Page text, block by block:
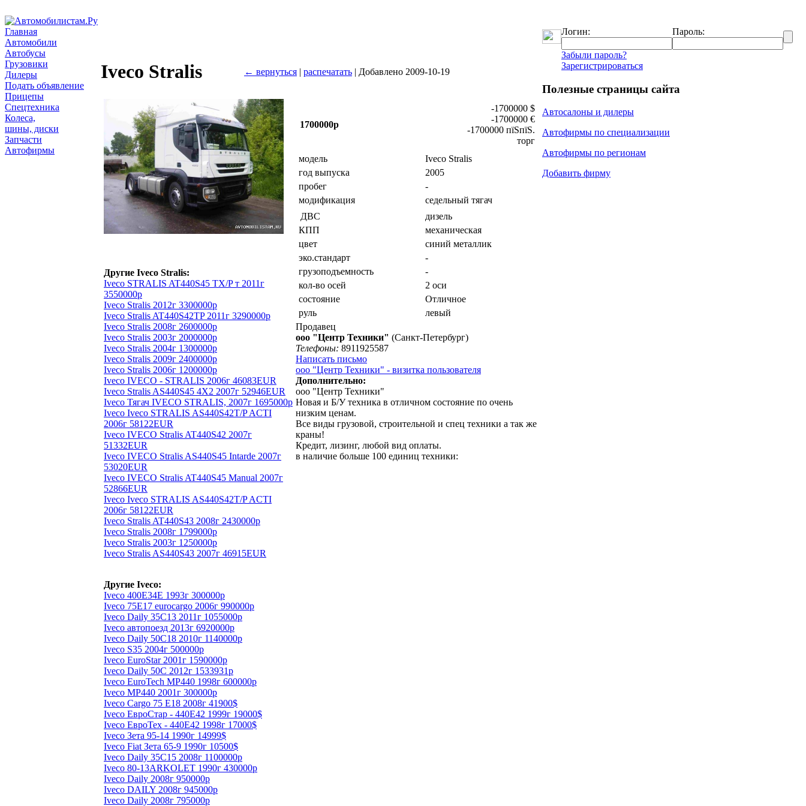
Главная
Автомобили
Автобусы
Грузовики
Дилеры
Подать объявление
Прицепы
Спецтехника
Колеса,
шины, диски
Запчасти
Автофирмы
Iveco Stralis ← вернуться | распечатать | Добавлено 2009-10-19
Другие Iveco Stralis:
Iveco STRALIS AT440S45 TX/P т 2011г
3550000р
Iveco Stralis 2012г 3300000р
Iveco Stralis AT440S42TP 2011г 3290000р
Iveco Stralis 2008г 2600000р
Iveco Stralis 2003г 2000000р
Iveco Stralis 2004г 1300000р
Iveco Stralis 2009г 2400000р
Iveco Stralis 2006г 1200000р
Iveco IVECO - STRALIS 2006г 46083EUR
Iveco Stralis AS440S45 4Х2 2007г 52946EUR
Iveco Тягач IVECO STRALIS, 2007г 1695000р
Iveco Iveco STRALIS AS440S42T/P ACTI
2006г 58122EUR
Iveco IVECO Stralis AT440S42 2007г
51332EUR
Iveco IVECO Stralis AS440S45 Intarde 2007г
53020EUR
Iveco IVECO Stralis AT440S45 Manual 2007г
52866EUR
Iveco Iveco STRALIS AS440S42T/P ACTI
2006г 58122EUR
Iveco Stralis AT440S43 2008г 2430000р
Iveco Stralis 2008г 1799000р
Iveco Stralis 2003г 1250000р
Iveco Stralis AS440S43 2007г 46915EUR
Другие Iveco:
Iveco 400Е34Е 1993г 300000р
Iveco 75E17 eurocargo 2006г 990000р
Iveco Daily 35C13 2011г 1055000р
Iveco автопоезд 2013г 6920000р
Iveco Daily 50C18 2010г 1140000р
Iveco S35 2004г 500000р
Iveco EuroStar 2001г 1590000р
Iveco Daily 50C 2012г 1533931р
Iveco EuroTech MP440 1998г 600000р
Iveco MP440 2001г 300000р
Iveco Cargo 75 Е18 2008г 41900$
Iveco ЕвроСтар - 440Е42 1999г 19000$
Iveco ЕвроТех - 440Е42 1998г 17000$
Iveco Зета 95-14 1990г 14999$
Iveco Fiat Зета 65-9 1990г 10500$
Iveco Daily 35C15 2008г 1100000р
Iveco 80-13ARKOLET 1990г 430000р
Iveco Daily 2008г 950000р
Iveco DAILY 2008г 945000р
Iveco Daily 2008г 795000р
1700000р
-1700000 $
-1700000 €
-1700000 пїЅпїЅ.
торг
модель
Iveco Stralis
год выпуска
2005
пробег
-
модификация
седельный тягач
ДВС
дизель
КПП
механическая
цвет
синий металлик
эко.стандарт
-
грузоподъемность
-
кол-во осей
2 оси
состояние
Отличное
руль
левый
Продавец
ооо "Центр Техники" (Санкт-Петербург)
Телефоны: 8911925587
Написать письмо
ооо "Центр Техники" - визитка пользователя
Дополнительно:
ooo "Центр Техники"
Новая и Б/У техника в отличном состояние по очень
низким ценам.
Все виды грузовой, строительной и спец техники а так же
краны!
Кредит, лизинг, любой вид оплаты.
в наличие больше 100 единиц техники:
Логин: Пароль:
Забыли пароль?
Зарегистрироваться
Полезные страницы сайта
Автосалоны и дилеры
Автофирмы по специализации
Автофирмы по регионам
Добавить фирму